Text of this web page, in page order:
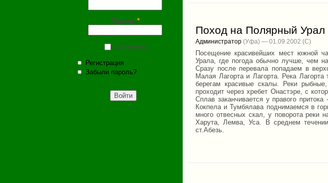
Пароль *
Запомнить
Регистрация
Забыли пароль?
Поход на Полярный Урал
Администратор (Уфа) — 01.09.2002
Посещение красивейших мест южной
Урала, где погода обычно лучше, чем
Сразу после перевала попадаем в
Малая Лагорта и Лагорта. Река
берегам красивые скалы. Реки
проходит через хребет Онастэре, с
Сплав заканчивается у правого
Кокпела и Тумбялава поднимаемся в
много отвесных скал, у поворота реки
Харута, Лемва, Уса. В среднем
ст.Абезь.